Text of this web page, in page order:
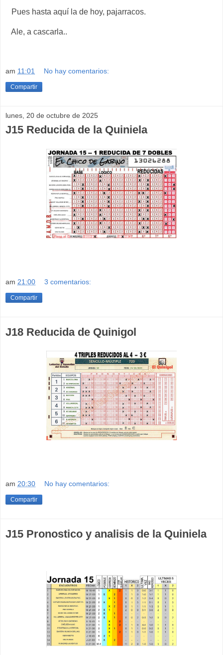
Pues hasta aquí la de hoy, pajarracos.
Ale, a cascarla..
am 11:01 No hay comentarios:
Compartir
lunes, 20 de octubre de 2025
J15 Reducida de la Quiniela
am 21:00 3 comentarios:
Compartir
J18 Reducida de Quinigol
am 20:30 No hay comentarios:
Compartir
J15 Pronostico y analisis de la Quiniela